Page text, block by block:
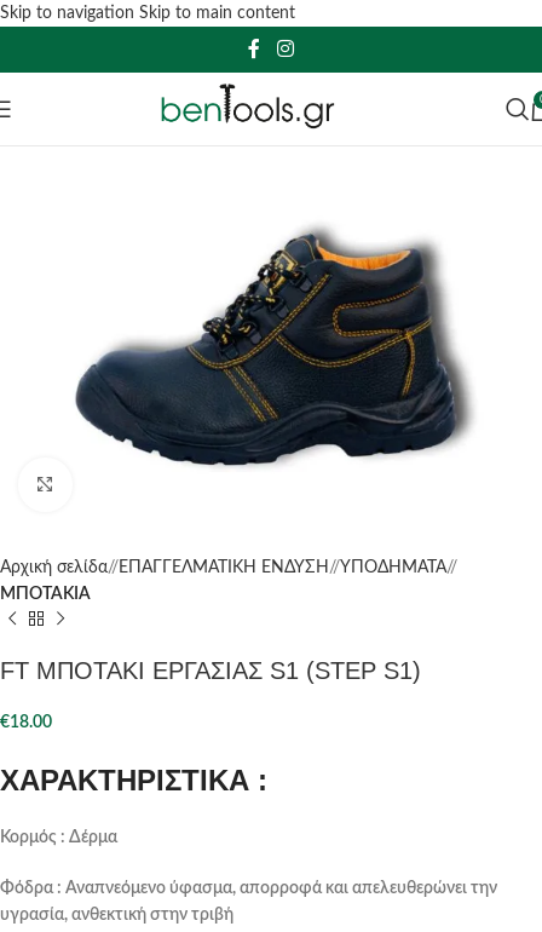
Skip to navigation Skip to main content
Αρχική σελίδα/ ΕΠΑΓΓΕΛΜΑΤΙΚΗ ΕΝΔΥΣΗ / ΥΠΟΔΗΜΑΤΑ/
ΜΠΟΤΑΚΙΑ
FT ΜΠΟΤΑΚΙ ΕΡΓΑΣΙΑΣ S1 (STEP S1)
€18.00
ΧΑΡΑΚΤΗΡΙΣΤΙΚΑ :
Κορμός : Δέρμα
Φόδρα : Αναπνεόμενο ύφασμα, απορροφά και απελευθερώνει την
υγρασία, ανθεκτική στην τριβή